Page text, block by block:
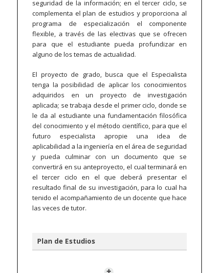
seguridad de la información; en el tercer ciclo, se
complementa el plan de estudios y proporciona al
programa de especialización el componente
flexible, a través de las electivas que se ofrecen
para que el estudiante pueda profundizar en
alguno de los temas de actualidad.
El proyecto de grado, busca que el Especialista
tenga la posibilidad de aplicar los conocimientos
adquiridos en un proyecto de investigación
aplicada; se trabaja desde el primer ciclo, donde se
le da al estudiante una fundamentación filosófica
del conocimiento y el método científico, para que el
futuro especialista apropie una idea de
aplicabilidad a la ingeniería en el área de seguridad
y pueda culminar con un documento que se
convertirá en su anteproyecto, el cual terminará en
el tercer ciclo en el que deberá presentar el
resultado final de su investigación, para lo cual ha
tenido el acompañamiento de un docente que hace
las veces de tutor.
Plan de Estudios